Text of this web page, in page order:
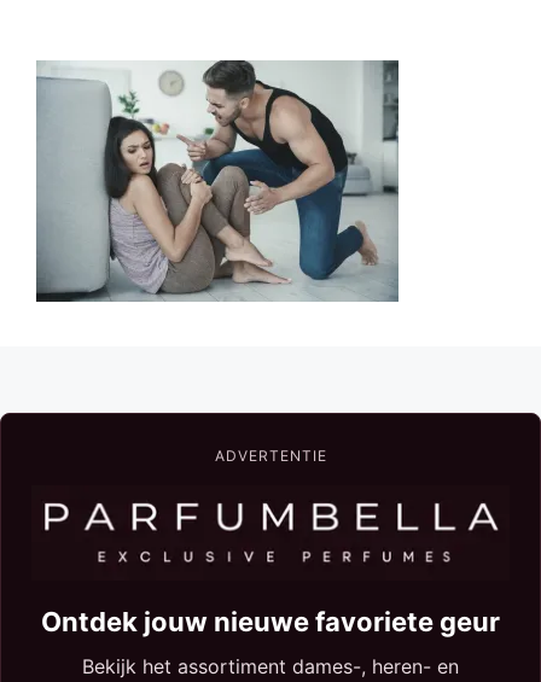
ADVERTENTIE
Ontdek jouw nieuwe favoriete geur
Bekijk het assortiment dames-, heren- en